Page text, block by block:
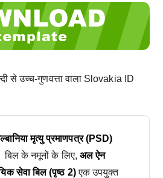
से उच्च-गुणवत्ता वाला Slovakia ID
मृत्यु प्रमाणपत्र (PSD)
के नमूनों के लिए, अल ऐन
सेवा बिल (पृष्ठ 2)एक उपयुक्त